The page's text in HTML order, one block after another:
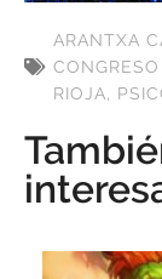
ARANTXA
RIOJA,